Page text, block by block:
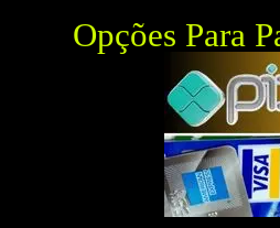
Opções Para